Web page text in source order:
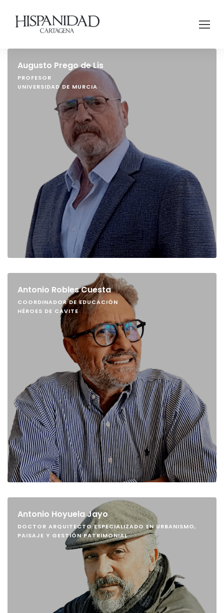
Augusto Prego de Lis
PROFESOR
UNIVERSIDAD DE MURCIA
Antonio Robles Cuesta
COORDINADOR DE EDUCACIÓN
HÉROES DE CAVITE
Antonio Hoyuela Jayo
DOCTOR ARQUITECTO ESPECIALIZADO EN URBANISMO,
PAISAJE Y GESTIÓN PATRIMONIAL